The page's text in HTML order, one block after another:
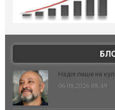
Надія лише на
06.08.2026 08:49